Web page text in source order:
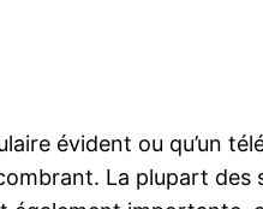
évident ou qu’un
La plupart